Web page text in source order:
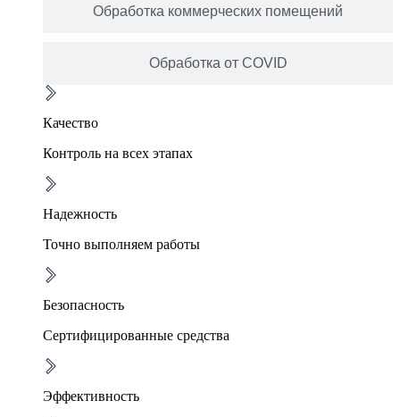
Обработка коммерческих помещений
Обработка от COVID
Качество
Контроль на всех этапах
Надежность
Точно выполняем работы
Безопасность
Сертифицированные средства
Эффективность